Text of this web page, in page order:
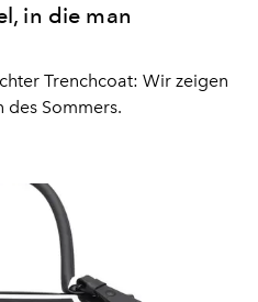
in die man
Trenchcoat: Wir zeigen
des Sommers.